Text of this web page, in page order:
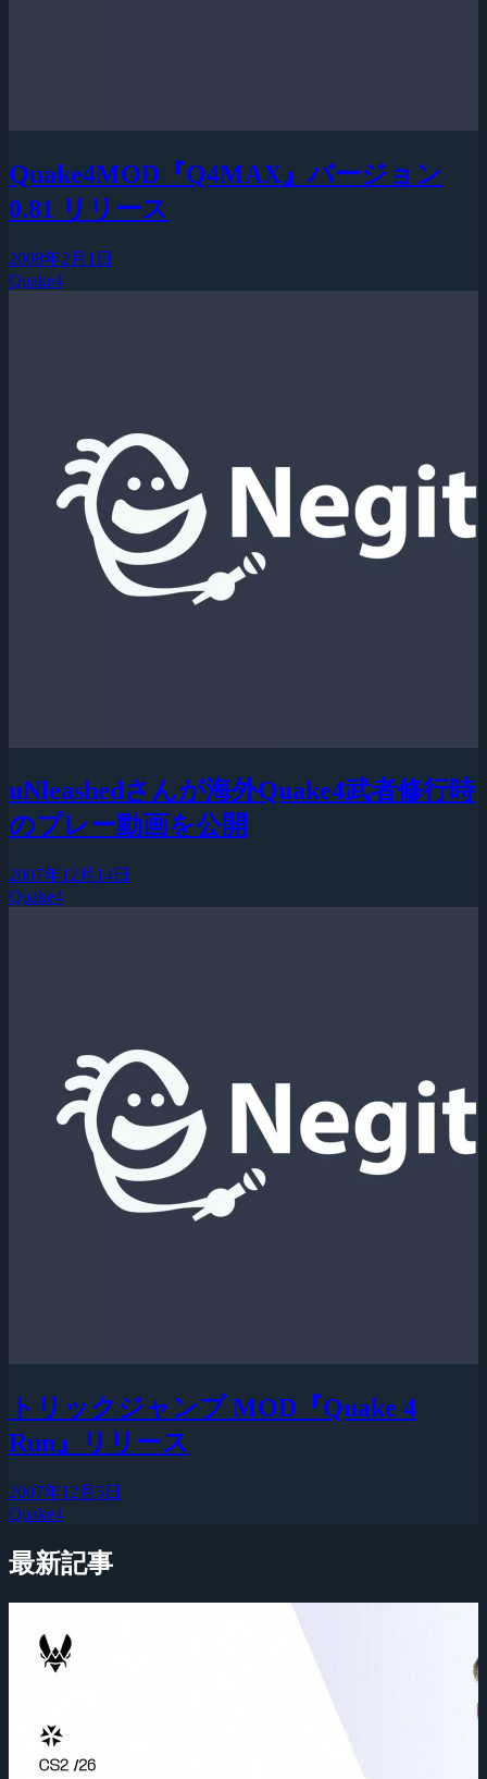
Quake4MOD『Q4MAX』バージョン
0.81 リリース
2008年2月1日
Quake4
uNleashedさんが海外Quake4武者修行時
のプレー動画を公開
2007年12月14日
Quake4
トリックジャンプ MOD『Quake 4
Run』リリース
2007年12月5日
Quake4
最新記事